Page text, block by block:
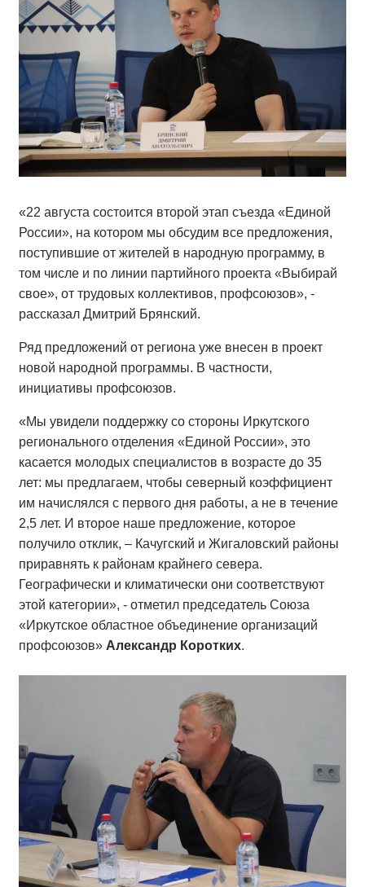
«22 августа состоится второй этап съезда «Единой
России», на котором мы обсудим все предложения,
поступившие от жителей в народную программу, в
том числе и по линии партийного проекта «Выбирай
свое», от трудовых коллективов, профсоюзов», -
рассказал Дмитрий Брянский.
Ряд предложений от региона уже внесен в проект
новой народной программы. В частности,
инициативы профсоюзов.
«Мы увидели поддержку со стороны Иркутского
регионального отделения «Единой России», это
касается молодых специалистов в возрасте до 35
лет: мы предлагаем, чтобы северный коэффициент
им начислялся с первого дня работы, а не в течение
2,5 лет. И второе наше предложение, которое
получило отклик, – Качугский и Жигаловский районы
приравнять к районам крайнего севера.
Географически и климатически они соответствуют
этой категории», - отметил председатель Союза
«Иркутское областное объединение организаций
профсоюзов» Александр Коротких.